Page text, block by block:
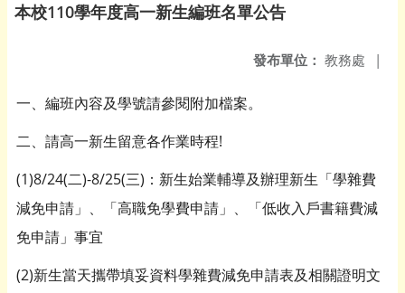
本校110學年度高一新生編班名單公告
發布單位： 教務處 |
一、編班內容及學號請參閱附加檔案。
二、請高一新生留意各作業時程!
(1)8/24(二)-8/25(三)：新生始業輔導及辦理新生「學雜費
減免申請」、「高職免學費申請」、「低收入戶書籍費減
免申請」事宜
(2)新生當天攜帶填妥資料學雜費減免申請表及相關證明文